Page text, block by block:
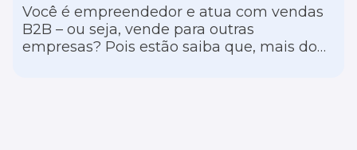
Você é empreendedor e atua com vendas
B2B – ou seja, vende para outras
empresas? Pois estão saiba que, mais do